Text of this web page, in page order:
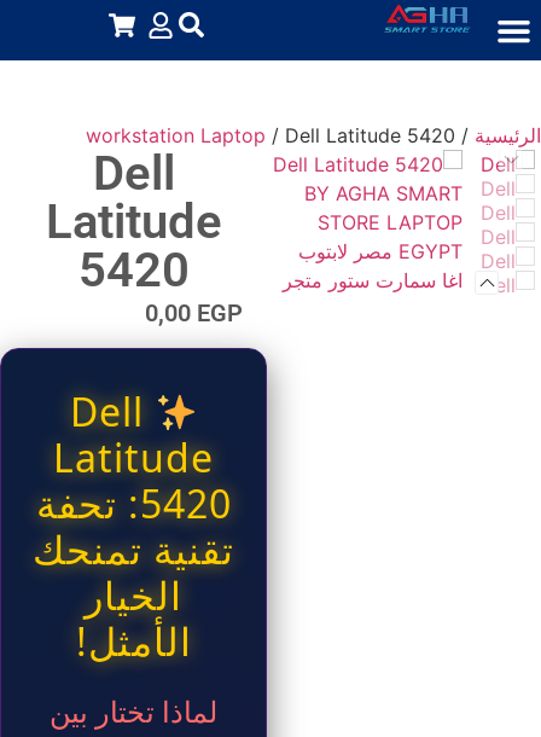
الرئيسية /
workstation Laptop / Dell Latitude 5420
Dell
Latitude
5420
0,00 EGP
Dell
Latitude
5420: تحفة
تقنية تمنحك
الخيار
الأمثل!
لماذا تختار بين